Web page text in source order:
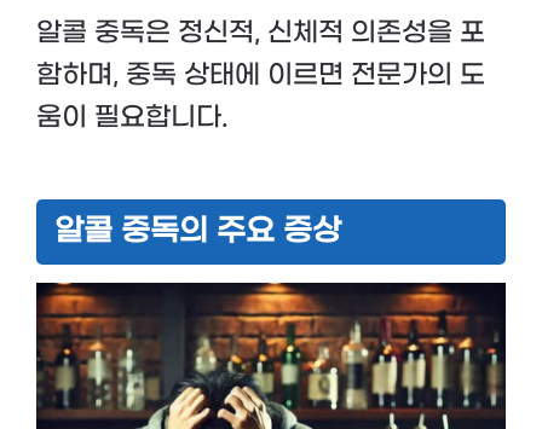
알콜 중독은 정신적, 신체적 의존성을 포
함하며, 중독 상태에 이르면 전문가의 도
움이 필요합니다.
알콜 중독의 주요 증상